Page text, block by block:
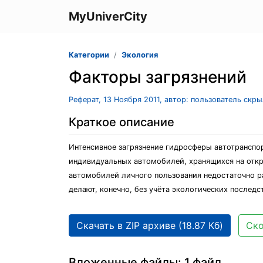
MyUniverCity
Категории Экология
Факторы загрязнений
Реферат, 13 Ноября 2011, автор: пользователь
Краткое описание
Интенсивное загрязнение гидросферы
индивидуальных автомобилей, хранящихся на
автомобилей личного пользования
делают, конечно, без учёта экологических
Скачать в ZIP архиве (18.87 Кб)